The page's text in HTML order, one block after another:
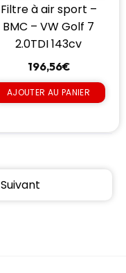
Filtre à air sport –
BMC – VW Golf 7
2.0TDI 143cv
196,56€
AJOUTER AU PANIER
Suivant